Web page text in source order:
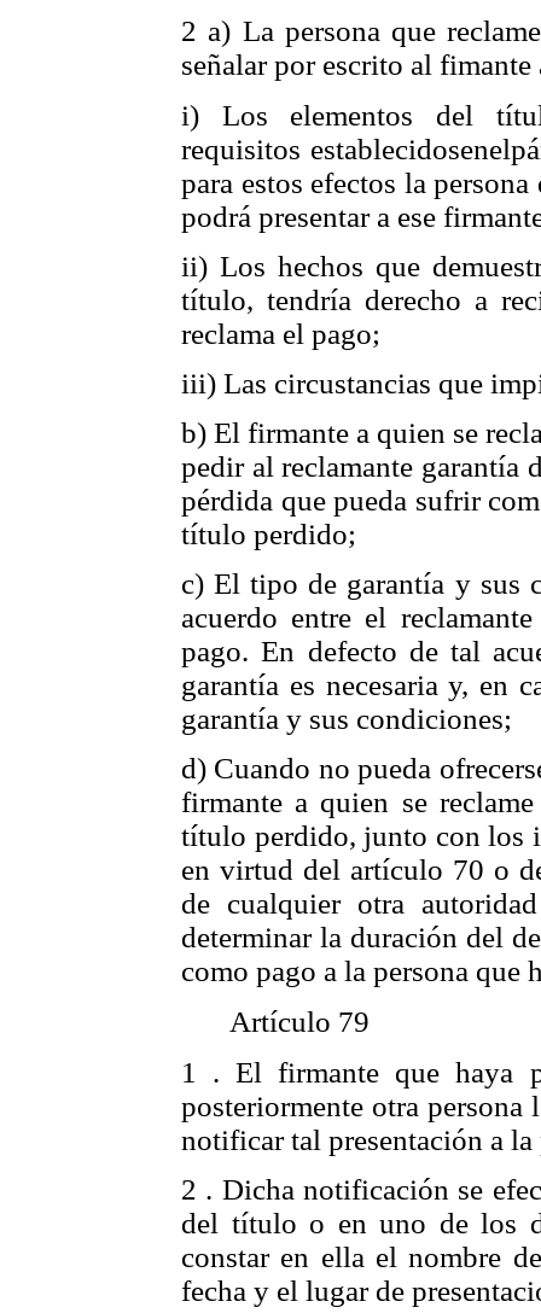
2 a) La persona que
señalar por escrito al
i) Los elementos del
requisitos
para estos efectos la
podrá presentar a ese
ii) Los hechos que
título, tendría derecho a
reclama el pago;
iii) Las circustancias que
b) El firmante a quien se
pedir al reclamante garantía
pérdida que pueda sufrir
título perdido;
c) El tipo de garantía y sus
acuerdo entre el
pago. En defecto de tal
garantía es necesaria y, en
garantía y sus condiciones;
d) Cuando no pueda
firmante a quien se
título perdido, junto con los
en virtud del artículo 70 o
de cualquier otra
determinar la duración del
como pago a la persona que
Artículo 79
1 . El firmante que haya
posteriormente otra
notificar tal presentación a la
2 . Dicha notificación se
del título o en uno de los
constar en ella el nombre
fecha y el lugar de